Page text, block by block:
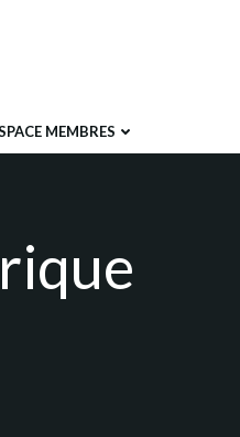
MEMBRES